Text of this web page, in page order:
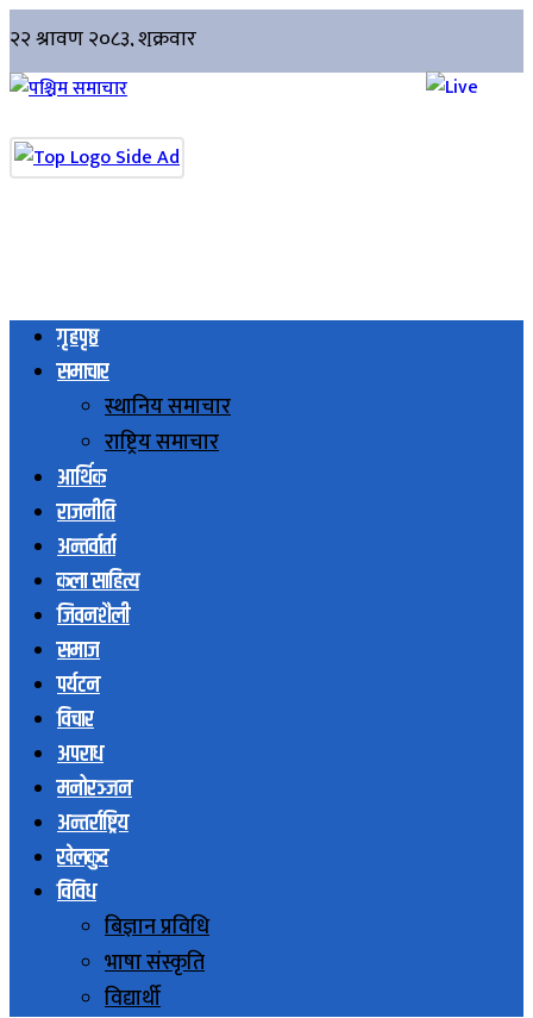
गृहपृष्ठ
समाचार
स्थानिय समाचार
राष्ट्रिय समाचार
आर्थिक
राजनीति
अन्तर्वार्ता
कला साहित्य
जिवनशैली
समाज
पर्यटन
विचार
अपराध
मनोरञ्जन
अन्तर्राष्ट्रिय
खेलकुद
विविध
बिज्ञान प्रविधि
भाषा संस्कृति
विद्यार्थी